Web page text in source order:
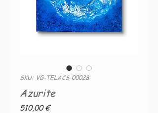
SKU: VG-TELACS-00028
Azurite
510,00 €Preço